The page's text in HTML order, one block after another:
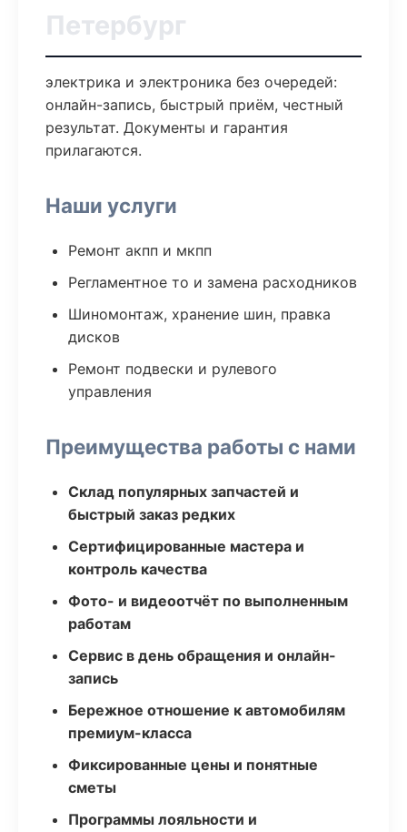
Петербург
электрика и электроника без очередей:
онлайн-запись, быстрый приём, честный
результат. Документы и гарантия
прилагаются.
Наши услуги
Ремонт акпп и мкпп
Регламентное то и замена расходников
Шиномонтаж, хранение шин, правка
дисков
Ремонт подвески и рулевого
управления
Преимущества работы с нами
Склад популярных запчастей и
быстрый заказ редких
Сертифицированные мастера и
контроль качества
Фото- и видеоотчёт по выполненным
работам
Сервис в день обращения и онлайн-
запись
Бережное отношение к автомобилям
премиум-класса
Фиксированные цены и понятные
сметы
Программы лояльности и